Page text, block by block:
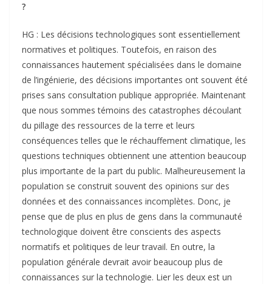
?
HG : Les décisions technologiques sont essentiellement
normatives et politiques. Toutefois, en raison des
connaissances hautement spécialisées dans le domaine
de l’ingénierie, des décisions importantes ont souvent été
prises sans consultation publique appropriée. Maintenant
que nous sommes témoins des catastrophes découlant
du pillage des ressources de la terre et leurs
conséquences telles que le réchauffement climatique, les
questions techniques obtiennent une attention beaucoup
plus importante de la part du public. Malheureusement la
population se construit souvent des opinions sur des
données et des connaissances incomplètes. Donc, je
pense que de plus en plus de gens dans la communauté
technologique doivent être conscients des aspects
normatifs et politiques de leur travail. En outre, la
population générale devrait avoir beaucoup plus de
connaissances sur la technologie. Lier les deux est un